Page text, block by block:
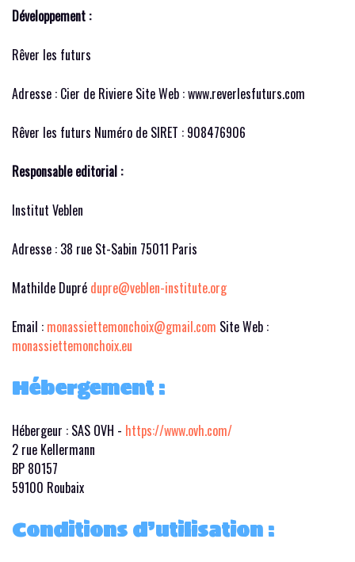
Développement :
Rêver les futurs
Adresse : Cier de Riviere Site Web : www.reverlesfuturs.com
Rêver les futurs Numéro de SIRET : 908476906
Responsable editorial :
Institut Veblen
Adresse : 38 rue St-Sabin 75011 Paris
Mathilde Dupré dupre@veblen-institute.org
Email : monassiettemonchoix@gmail.com Site Web :
monassiettemonchoix.eu
Hébergement :
Hébergeur : SAS OVH - https://www.ovh.com/
2 rue Kellermann
BP 80157
59100 Roubaix
Conditions d’utilisation :